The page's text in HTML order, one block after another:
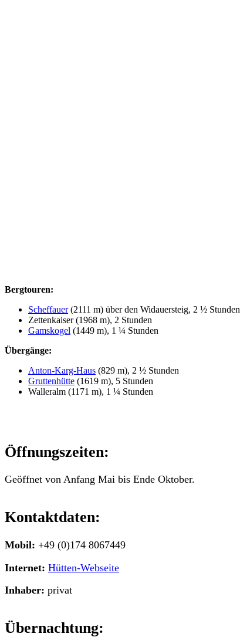
Bergtouren:
Scheffauer(2111 m) über den Widauersteig, 2 ½ Stunden
Zettenkaiser (1968 m), 2 Stunden
Gamskogel (1449 m), 1 ¼ Stunden
Übergänge:
Anton-Karg-Haus (829 m), 2 ½ Stunden
Gruttenhütte (1619 m), 5 Stunden
Walleralm (1171 m), 1 ¼ Stunden
Öffnungszeiten:
Geöffnet von Anfang Mai bis Ende Oktober.
Kontaktdaten:
Mobil: +49 (0)174 8067449
Internet: Hütten-Webseite
Inhaber: privat
Übernachtung: